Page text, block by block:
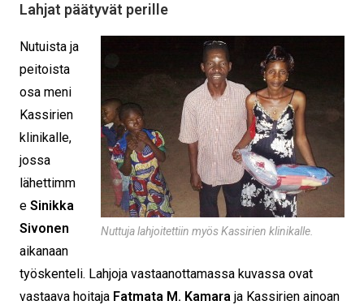
Lahjat päätyvät perille
Nuttuja lahjoitettiin myös Kassirien klinikalle.
Nutuista ja
peitoista
osa meni
Kassirien
klinikalle,
jossa
lähettimm
e Sinikka
Sivonen
aikanaan
työskenteli. Lahjoja vastaanottamassa kuvassa ovat
vastaava hoitaja Fatmata M. Kamara ja Kassirien ainoan